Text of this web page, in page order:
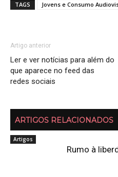
TAGS Jovens e Consumo
Artigo anterior
Ler e ver notícias para além do
que aparece no feed das
redes sociais
ARTIGOS RELACIONADOS
Artigos
Rumo à